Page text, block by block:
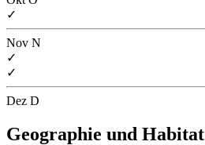
✓
Nov N
✓
✓
Dez D
Geographie und Habitat